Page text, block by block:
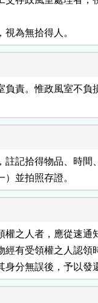
視為無拾得人。
負責。惟政風室不負
註記拾得物品、時間
）並拍照存證。
權之人者，應從速通
經有受領權之人認領
身分無誤後，予以發